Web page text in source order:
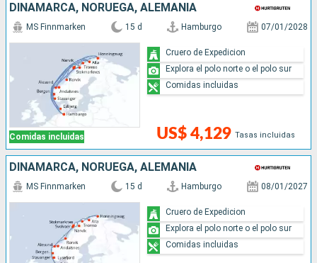
DINAMARCA, NORUEGA, ALEMANIA
Comidas incluidas
MS Finnmarken 15 d Hamburgo 07/01/2028
US$ 4,129 Tasas incluidas
Cruero de Expedicion
Explora el polo norte o el polo sur
Comidas incluidas
DINAMARCA, NORUEGA, ALEMANIA
MS Finnmarken 15 d Hamburgo 08/01/2027
Cruero de Expedicion
Explora el polo norte o el polo sur
Comidas incluidas